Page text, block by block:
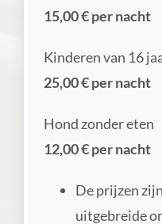
15,00 € per nacht
Kinderen van 16
25,00 € per nacht
Hond zonder eten
12,00 € per nacht
De prijzen
uitgebreide